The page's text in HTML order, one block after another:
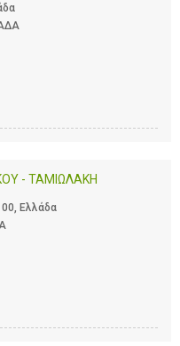
- ΤΑΜΙΩΛΑΚΗ
Ελλάδα